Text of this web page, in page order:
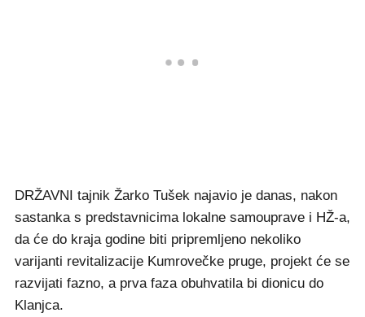
DRŽAVNI tajnik Žarko Tušek najavio je danas, nakon
sastanka s predstavnicima lokalne samouprave i HŽ-a,
da će do kraja godine biti pripremljeno nekoliko
varijanti revitalizacije Kumrovečke pruge, projekt će se
razvijati fazno, a prva faza obuhvatila bi dionicu do
Klanjca.